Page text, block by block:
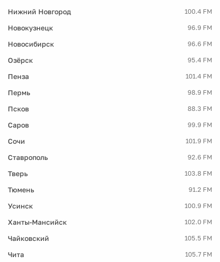
Нижний Новгород 100.4 FM
Новокузнецк 96.9 FM
Новосибирск 96.6 FM
Озёрск 95.4 FM
Пенза 101.4 FM
Пермь 98.9 FM
Псков 88.3 FM
Саров 99.9 FM
Сочи 101.9 FM
Ставрополь 92.6 FM
Тверь 103.8 FM
Тюмень 91.2 FM
Усинск 100.9 FM
Ханты-Мансийск 102.0 FM
Чайковский 105.5 FM
Чита 105.7 FM